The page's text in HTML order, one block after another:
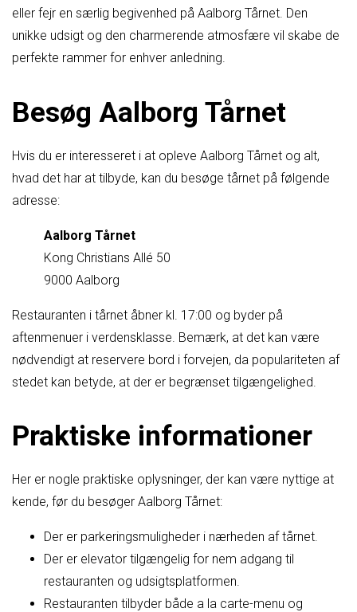
eller fejr en særlig begivenhed på Aalborg Tårnet. Den
unikke udsigt og den charmerende atmosfære vil skabe de
perfekte rammer for enhver anledning.
Besøg Aalborg Tårnet
Hvis du er interesseret i at opleve Aalborg Tårnet og alt,
hvad det har at tilbyde, kan du besøge tårnet på følgende
adresse:
Aalborg Tårnet
Kong Christians Allé 50
9000 Aalborg
Restauranten i tårnet åbner kl. 17:00 og byder på
aftenmenuer i verdensklasse. Bemærk, at det kan være
nødvendigt at reservere bord i forvejen, da populariteten af
stedet kan betyde, at der er begrænset tilgængelighed.
Praktiske informationer
Her er nogle praktiske oplysninger, der kan være nyttige at
kende, før du besøger Aalborg Tårnet:
Der er parkeringsmuligheder i nærheden af tårnet.
Der er elevator tilgængelig for nem adgang til
restauranten og udsigtsplatformen.
Restauranten tilbyder både a la carte-menu og